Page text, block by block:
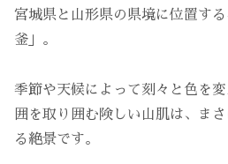
宮城県と山形県の県境に位置す
釜」。
季節や天候によって刻々と色を
囲を取り囲む険しい山肌は、ま
る絶景です。